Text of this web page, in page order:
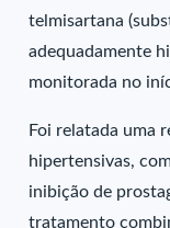
telmisartana
adequadamente
monitorada no
Foi relatada uma
hipertensivas,
inibição de
tratamento